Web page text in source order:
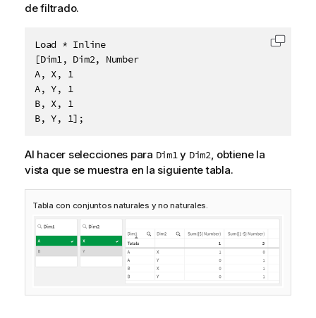
de filtrado.
Load * Inline
[Dim1, Dim2, Number
A, X, 1
A, Y, 1
B, X, 1
Copiar
Al hacer selecciones para Dim1y Dim2 , obtiene la
vista que se muestra en la siguiente tabla.
Tabla con conjuntos naturales y no naturales.